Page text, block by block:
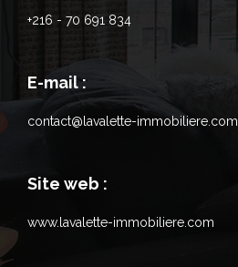
+216 - 70 691 834
E-mail :
contact@lavalette-immobiliere.com
Site web :
www.lavalette-immobiliere.com